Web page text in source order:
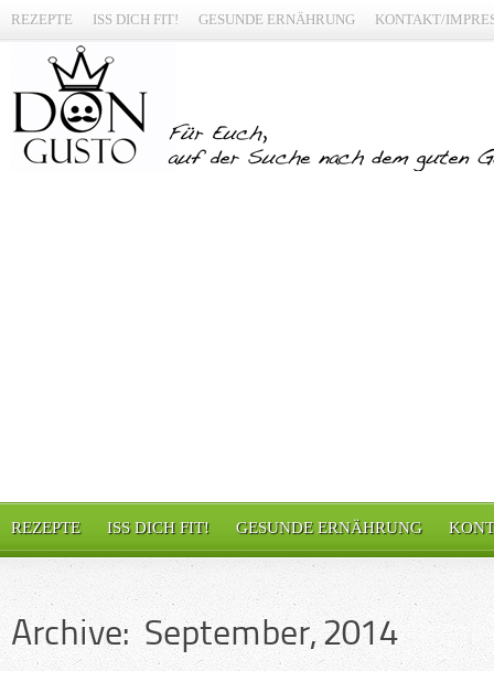
REZEPTE ISS DICH FIT! GESUNDE ERNÄHRUNG KONTAKT/
REZEPTE ISS DICH FIT! GESUNDE ERNÄHRUNG
Archive: September, 2014